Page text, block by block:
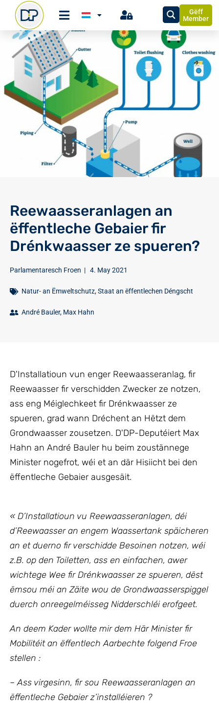
Gëff
Member
Reewaasseranlagen an
ëffentleche Gebaier fir
Drénkwaasser ze spueren?
Parlamentaresch Froen | 4. May 2021
Natur- an Ëmweltschutz,Staat an ëffentlechen Déngscht
André Bauler, Max Hahn
D'Installatioun vun enger Reewaasseranlag, fir
Reewaasser fir verschidden Zwecker ze notzen,
ass eng Méiglechkeet fir Drénkwaasser ze
spueren, grad wann Dréchent an Hëtzt dem
Grondwaasser zousetzen. D'DP-Deputéiert Max
Hahn an André Bauler hu beim zoustännege
Minister nogefrot, wéi et an där Hisiicht bei den
ëffentleche Gebaier ausgesäit.
« D’Installatioun vu Reewaasseranlagen, déi
d’Reewaasser an engem Waassertank späicheren
an et duerno fir verschidde Besoinen notzen, wéi
z.B. op den Toiletten, ass en einfachen, awer
wichtege Wee fir Drénkwaasser ze spueren, dëst
ëmsou méi an Zäite wou de Grondwaasserspiggel
duerch onreegelméisseg Nidderschléi erofgeet.
An deem Kader wollte mir dem Här Minister fir
Mobilitéit an ëffentlech Aarbechte folgend Froe
stellen :
– Ass virgesinn, fir sou Reewaasseranlagen an
ëffentleche Gebaier z’installéieren ?